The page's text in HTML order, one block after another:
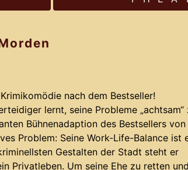
nach dem Bestseller!
lernt, seine Probleme „achtsam“
Bühnenadaption des Bestsellers von
Problem: Seine Work-Life-Balance ist
Gestalten der Stadt steht er
Privatleben. Um seine Ehe zu retten und